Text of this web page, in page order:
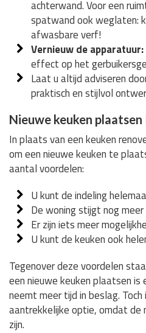
achterwand. Voor een
spatwand ook weglaten:
afwasbare verf!
Vernieuw de apparatuur:
effect op het
Laat u altijd adviseren
praktisch en stijlvol
Nieuwe keuken plaatsen
In plaats van een keuken
om een nieuwe keuken te
aantal voordelen:
U kunt de indeling
De woning stijgt nog
Er zijn iets meer
U kunt de keuken ook
Tegenover deze voordelen
een nieuwe keuken plaatsen is
neemt meer tijd in beslag.
aantrekkelijke optie, omdat de
zijn.